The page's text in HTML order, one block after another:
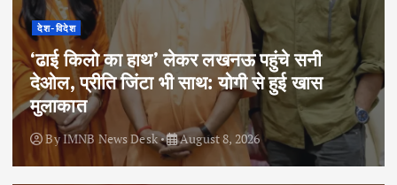
देश-विदेश
‘ढाई किलो का हाथ’ लेकर लखनऊ पहुंचे सनी
देओल, प्रीति जिंटा भी साथ: योगी से हुई खास
मुलाकात
ByIMNB News Desk August 8, 2026